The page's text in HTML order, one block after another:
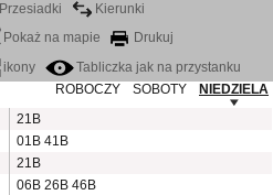
Przesiadki
Kierunki
Pokaż na mapie
Drukuj
ikony
Tabliczka jak na przystanku
ROBOCZY
SOBOTY
NIEDZIELA
21B
01B 41B
21B
06B 26B 46B